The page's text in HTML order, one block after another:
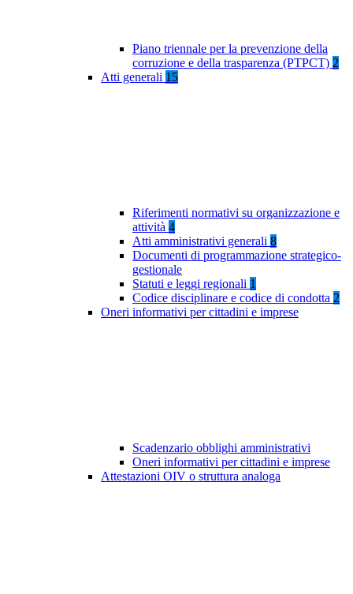
Piano triennale per la prevenzione della
corruzione e della trasparenza (PTPCT) 2
Atti generali 15
Riferimenti normativi su organizzazione e
attività 4
Atti amministrativi generali 8
Documenti di programmazione strategico-
gestionale
Statuti e leggi regionali 1
Codice disciplinare e codice di condotta 2
Oneri informativi per cittadini e imprese
Scadenzario obblighi amministrativi
Oneri informativi per cittadini e imprese
Attestazioni OIV o struttura analoga